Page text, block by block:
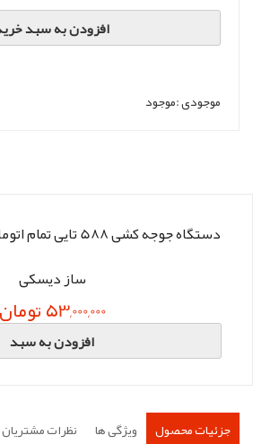
افزودن به سبد
موجودی :موجود
دستگاه جوجه کشی 588
ساز دیسکی
53,000,000 تومان
افزودن به سبد
جزئیات محصول ویژگی ها نظرات مشتریان